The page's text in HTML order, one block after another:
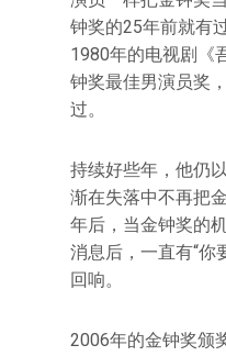
钟奖的25年前就有
1980年的电视剧《
钟奖最佳男演员奖
过。
持续好些年，他仍
渐在失落中不再把
年后，当金钟奖的
消息后，一直有“你
回响。
2006年的金钟奖颁